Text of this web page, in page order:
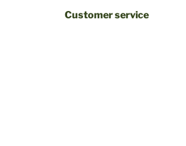
Customer service